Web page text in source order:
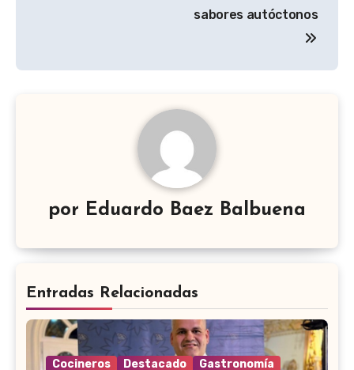
sabores autóctonos
por Eduardo Baez Balbuena
Entradas Relacionadas
Cocineros Destacado Gastronomía